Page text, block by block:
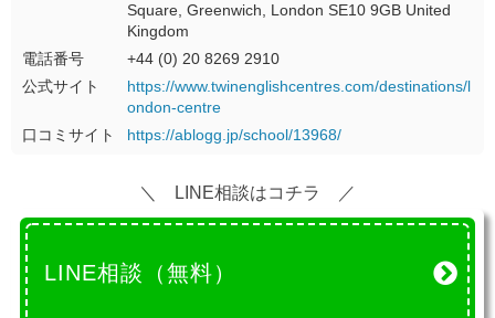
Square, Greenwich, London SE10 9GB United
Kingdom
電話番号
+44 (0) 20 8269 2910
公式サイト
https://www.twinenglishcentres.com/destinations/l
ondon-centre
口コミサイト
https://ablogg.jp/school/13968/
＼ LINE相談はコチラ ／
LINE相談（無料）